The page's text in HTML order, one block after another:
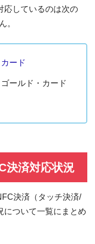
応しているのは次の
。
ード
ールド・カード
決済対応状況
決済（タッチ決済/
について一覧にまとめ